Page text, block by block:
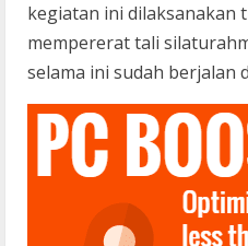
kegiatan ini
mempererat tali
selama ini sudah berjalan